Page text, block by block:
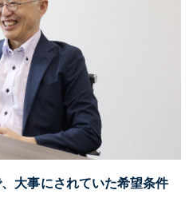
大事にされていた希望条件